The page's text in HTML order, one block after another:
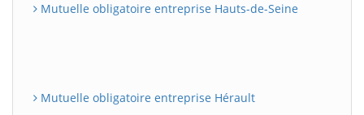
Mutuelle obligatoire entreprise Hauts-de-Seine
Mutuelle obligatoire entreprise Hérault